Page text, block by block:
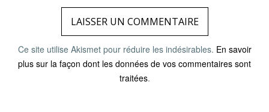
Ce site utilise Akismet pour réduire les indésirables. En savoir
plus sur la façon dont les données de vos commentaires sont
traitées.